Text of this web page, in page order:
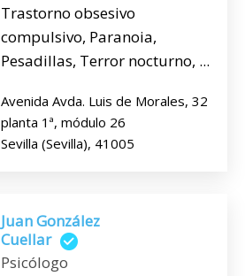
Trastorno obsesivo
compulsivo, Paranoia,
Pesadillas, Terror nocturno, ...
Avenida Avda. Luis de Morales, 32
planta 1ª, módulo 26
Sevilla (Sevilla), 41005
Juan González
Cuellar
Psicólogo